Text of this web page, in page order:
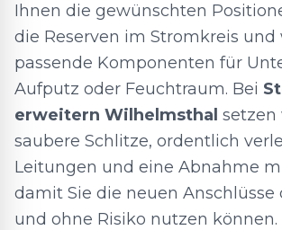
Ihnen die gewünschten
die Reserven im Stromkreis und
passende Komponenten für
Aufputz oder Feuchtraum. Bei
erweitern Wilhelmsthal setzen
saubere Schlitze, ordentlich
Leitungen und eine Abnahme
damit Sie die neuen Anschlüsse
und ohne Risiko nutzen können.